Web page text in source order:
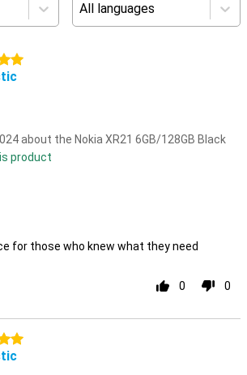
All languages
about the Nokia XR21 6GB/128GB Black
product
for those who knew what they need
0 0